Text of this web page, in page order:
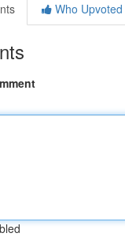
Who Upvoted